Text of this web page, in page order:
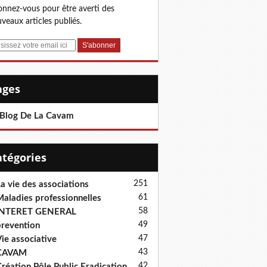
vous pour être averti des
articles publiés.
De La Cavam
vie des associations 251
professionnelles 61
GENERAL 58
49
associative 47
43